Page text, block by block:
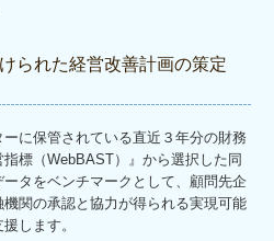
られた経営改善計画の策定
に保管されている直近３年分の財務
標（WebBAST）』から選択した同
タをベンチマークとして、顧問先企
関の承認と協力が得られる実現可能
します。